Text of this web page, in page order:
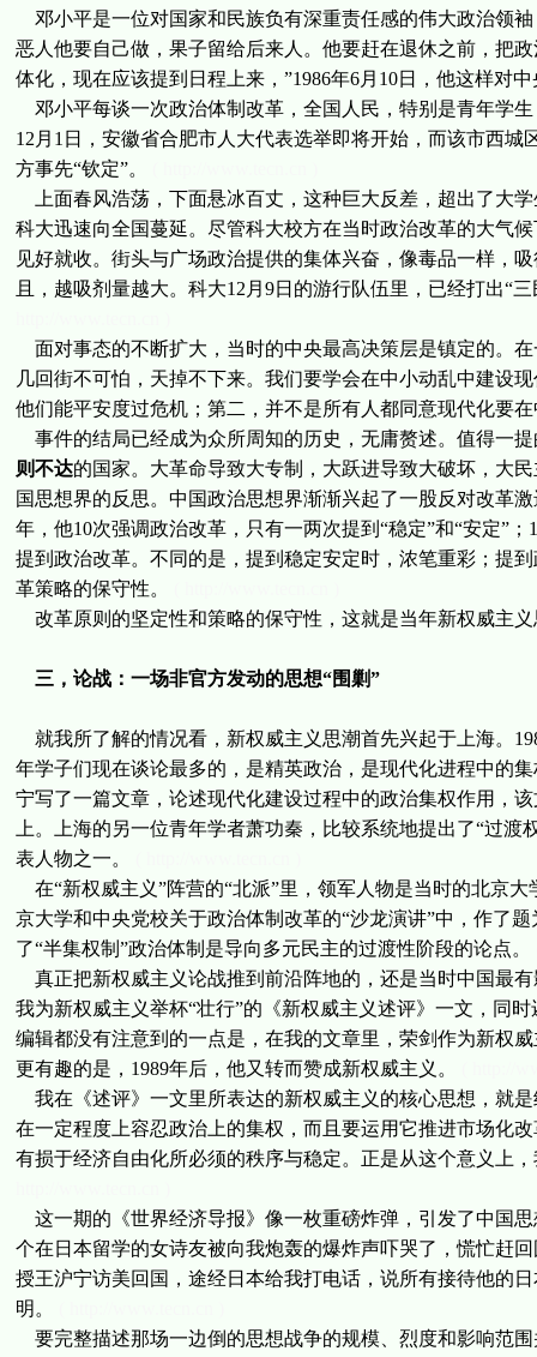
邓小平是一位对国家和民族负有深重责任感的伟大政治领
恶人他要自己做，果子留给后来人。他要赶在退休之前，把
体化，现在应该提到日程上来，”1986年6月10日，他这样对
邓小平每谈一次政治体制改革，全国人民，特别是青年学
12月1日，安徽省合肥市人大代表选举即将开始，而该市西
方事先“钦定”。
上面春风浩荡，下面悬冰百丈，这种巨大反差，超出了大
科大迅速向全国蔓延。尽管科大校方在当时政治改革的大气
见好就收。街头与广场政治提供的集体兴奋，像毒品一样，
且，越吸剂量越大。科大12月9日的游行队伍里，已经打出“
面对事态的不断扩大，当时的中央最高决策层是镇定的。
几回街不可怕，天掉不下来。我们要学会在中小动乱中建设
他们能平安度过危机；第二，并不是所有人都同意现代化要
事件的结局已经成为众所周知的历史，无庸赘述。值得一
则不达的国家。大革命导致大专制，大跃进导致大破坏，大
国思想界的反思。中国政治思想界渐渐兴起了一股反对改革
年，他10次强调政治改革，只有一两次提到“稳定”和“安定”
提到政治改革。不同的是，提到稳定安定时，浓笔重彩；提
革策略的保守性。
改革原则的坚定性和策略的保守性，这就是当年新权威主
三，论战：一场非官方发动的思想“围剿”
就我所了解的情况看，新权威主义思潮首先兴起于上海。
年学子们现在谈论最多的，是精英政治，是现代化进程中的
宁写了一篇文章，论述现代化建设过程中的政治集权作用，
上。上海的另一位青年学者萧功秦，比较系统地提出了“过渡
表人物之一。
在“新权威主义”阵营的“北派”里，领军人物是当时的北京
京大学和中央党校关于政治体制改革的“沙龙演讲”中，作了
了“半集权制”政治体制是导向多元民主的过渡性阶段的论点。
真正把新权威主义论战推到前沿阵地的，还是当时中国最
我为新权威主义举杯“壮行”的《新权威主义述评》一文，同
编辑都没有注意到的一点是，在我的文章里，荣剑作为新权
更有趣的是，1989年后，他又转而赞成新权威主义。
我在《述评》一文里所表达的新权威主义的核心思想，就
在一定程度上容忍政治上的集权，而且要运用它推进市场化
有损于经济自由化所必须的秩序与稳定。正是从这个意义上
这一期的《世界经济导报》像一枚重磅炸弹，引发了中国
个在日本留学的女诗友被向我炮轰的爆炸声吓哭了，慌忙赶
授王沪宁访美回国，途经日本给我打电话，说所有接待他的
明。
要完整描述那场一边倒的思想战争的规模、烈度和影响范